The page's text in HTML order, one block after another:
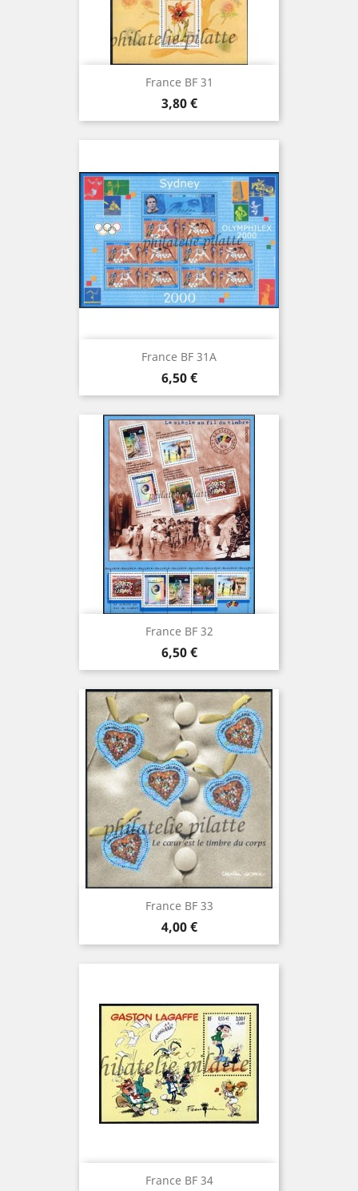
France BF 31
Prix
3,80 €
France BF 31A
Prix
6,50 €
France BF 32
Prix
6,50 €
France BF 33
Prix
4,00 €
France BF 34